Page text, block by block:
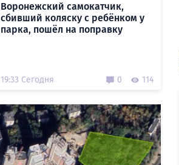
Воронежский самокатчик,
сбивший коляску с ребёнком у
парка, пошёл на поправку
19:33 Сегодня 0 114